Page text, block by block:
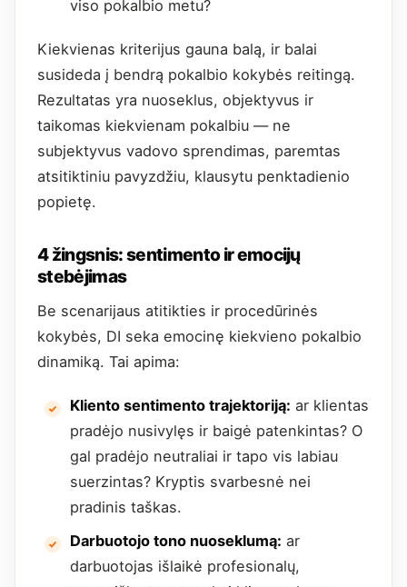
viso pokalbio metu?
Kiekvienas kriterijus gauna balą, ir balai
susideda į bendrą pokalbio kokybės reitingą.
Rezultatas yra nuoseklus, objektyvus ir
taikomas kiekvienam pokalbiu — ne
subjektyvus vadovo sprendimas, paremtas
atsitiktiniu pavyzdžiu, klausytu penktadienio
popietę.
4 žingsnis: sentimento ir emocijų
stebėjimas
Be scenarijaus atitikties ir procedūrinės
kokybės, DI seka emocinę kiekvieno pokalbio
dinamiką. Tai apima:
Kliento sentimento trajektoriją: ar klientas
pradėjo nusivylęs ir baigė patenkintas? O
gal pradėjo neutraliai ir tapo vis labiau
suerzintas? Kryptis svarbesnė nei
pradinis taškas.
Darbuotojo tono nuoseklumą: ar
darbuotojas išlaikė profesionalų,